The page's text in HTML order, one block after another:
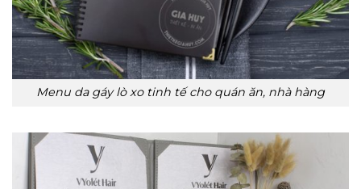
Menu da gáy lò xo tinh tế cho quán ăn, nhà hàng